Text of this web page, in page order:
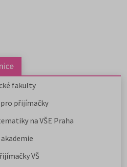
fakulty
přijímačky
na VŠE Praha
VŠ